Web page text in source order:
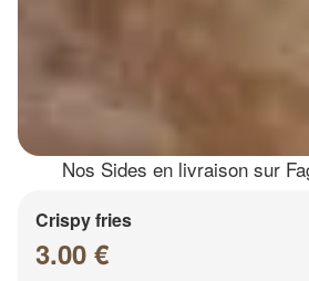
Nos Sides en livraison sur
Crispy fries
3.00 €